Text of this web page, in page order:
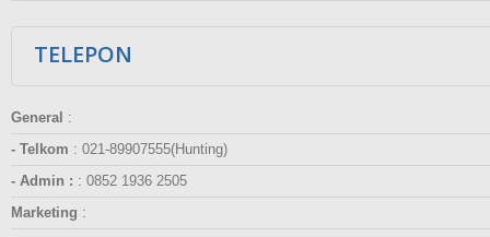
TELEPON
General :
- Telkom : 021-89907555(Hunting)
- Admin : : 0852 1936 2505
Marketing :